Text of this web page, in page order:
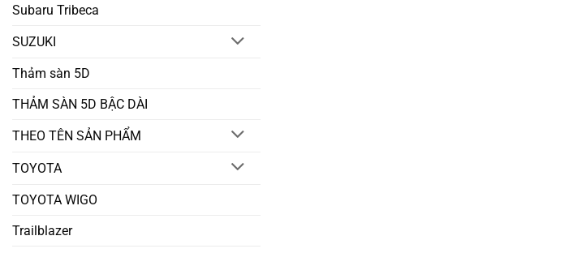
Subaru Tribeca
SUZUKI
Thảm sàn 5D
THẢM SÀN 5D BẬC DÀI
THEO TÊN SẢN PHẨM
TOYOTA
TOYOTA WIGO
Trailblazer